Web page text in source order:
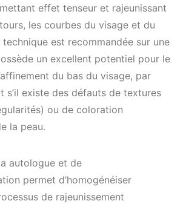
effet tenseur et rajeunissant
les courbes du visage et du
est recommandée sur une
un excellent potentiel pour le
du bas du visage, par
s’il existe des défauts de textures
ou de coloration
la peau.
autologue et de
permet d’homogénéiser
de rajeunissement